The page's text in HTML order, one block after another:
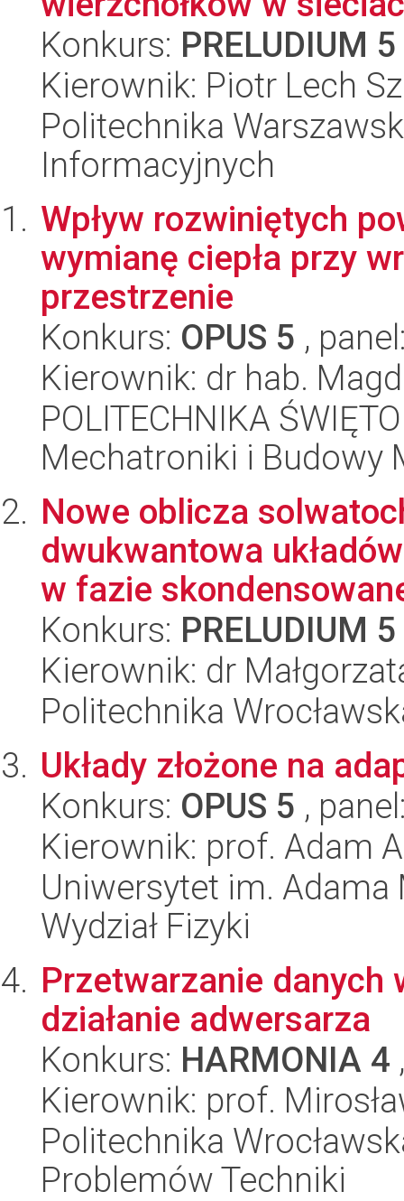
Konkurs: PRELUDIUM 5
Kierownik: Piotr Lech
Politechnika
Informacyjnych
Wpływ rozwiniętych
wymianę ciepła przy
przestrzenie
Konkurs: OPUS 5 ,
Kierownik: dr hab.
POLITECHNIKA
Mechatroniki i Budowy
Nowe oblicza
dwukwantowa
w fazie
Konkurs: PRELUDIUM 5
Kierownik: dr
Politechnika
Układy złożone na
Konkurs: OPUS 5 ,
Kierownik: prof. Adam
Uniwersytet im.
Wydział Fizyki
Przetwarzanie danych
działanie adwersarza
Konkurs: HARMONIA 4
Kierownik: prof.
Politechnika
Problemów Techniki